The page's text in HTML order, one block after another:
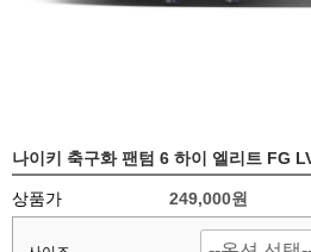
나이키 축구화 팬텀 6 하이 엘리트 FG
상품가 249,000원